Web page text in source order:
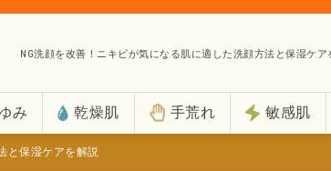
NG洗顔を改善！ニキビが気になる肌に適した洗顔方法と保湿ケ
み 乾燥肌 手荒れ 敏感肌
と保湿ケアを解説